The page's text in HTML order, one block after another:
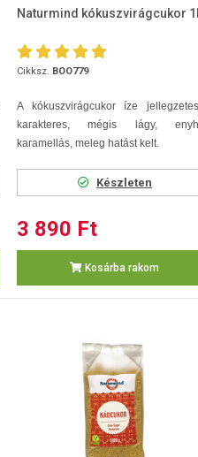
Naturmind kókuszvirágcukor
Cikksz. BOO779
A kókuszvirágcukor íze
karakteres, mégis lágy,
karamellás, meleg hatást kelt.
Készleten
3 890 Ft
Kosárba rakom